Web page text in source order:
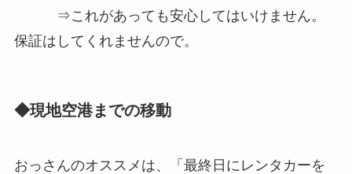
⇒これがあっても安心してはいけません。
保証はしてくれませんので。
◆現地空港までの移動
おっさんのオススメは、「最終日にレンタカーを